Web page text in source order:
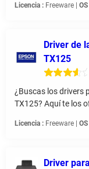
Licencia : Freeware |
Driver de
TX125
¿Buscas los drivers
TX125? Aquí te los
Licencia : Freeware |
Driver